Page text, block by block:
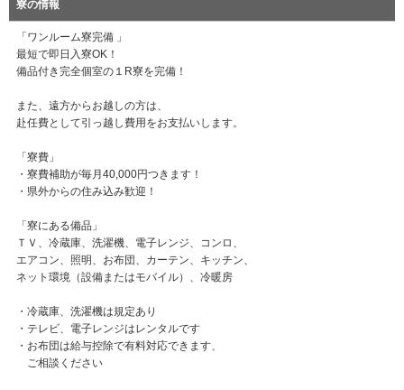
寮の情報
「ワンルーム寮完備 」
最短で即日入寮OK！
備品付き完全個室の１R寮を完備！
また、遠方からお越しの方は、
赴任費として引っ越し費用をお支払いします。
「寮費」
・寮費補助が毎月40,000円つきます！
・県外からの住み込み歓迎！
「寮にある備品」
ＴＶ、冷蔵庫、洗濯機、電子レンジ、コンロ、
エアコン、照明、お布団、カーテン、キッチン、
ネット環境（設備またはモバイル）、冷暖房
・冷蔵庫、洗濯機は規定あり
・テレビ、電子レンジはレンタルです
・お布団は給与控除で有料対応できます、
ご相談ください